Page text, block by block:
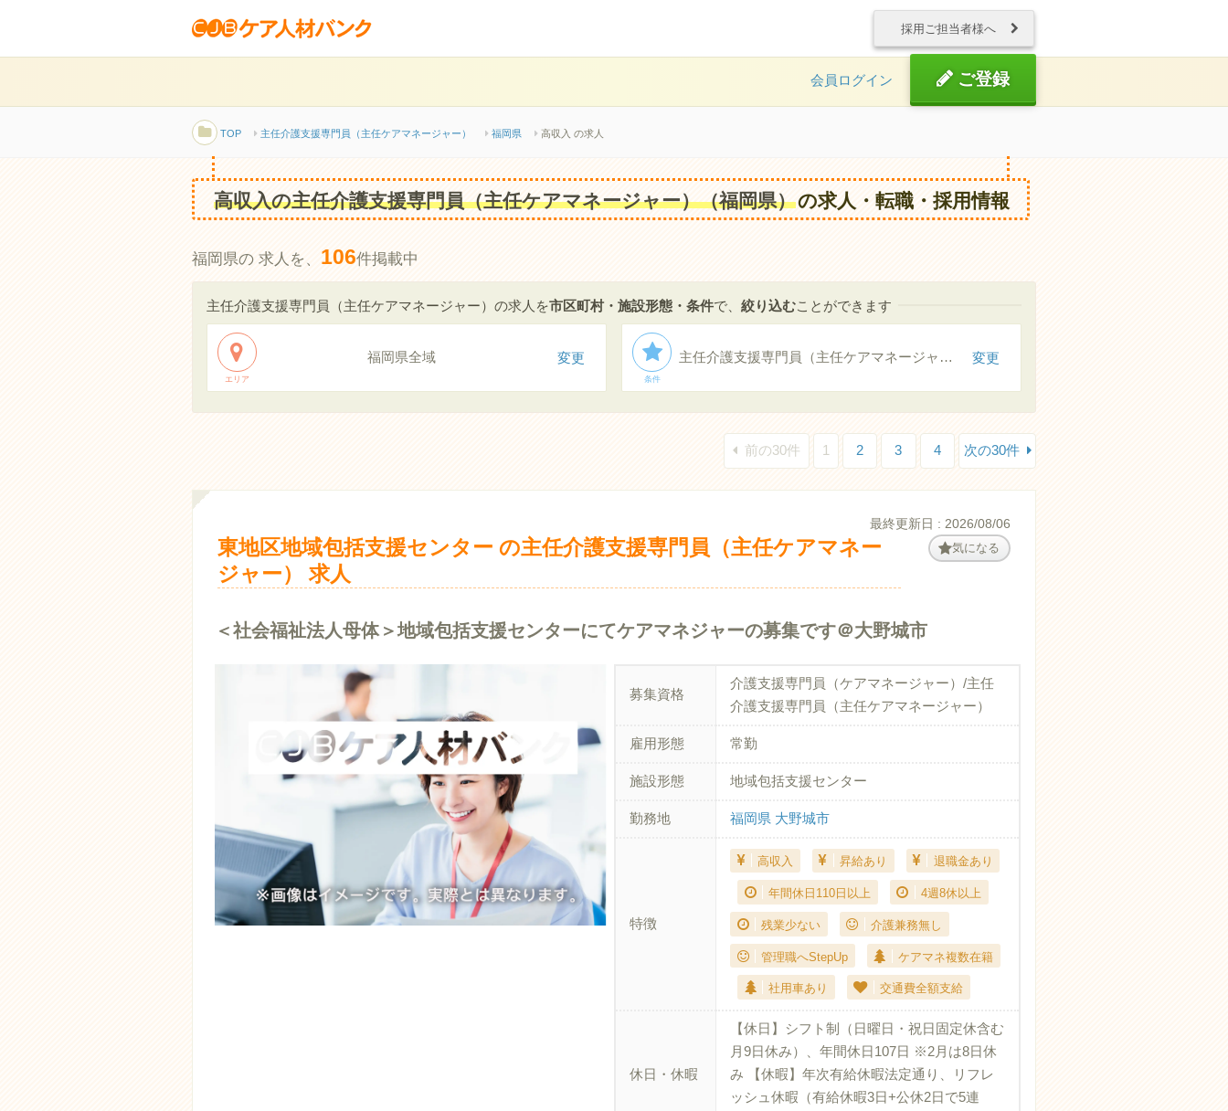
採用ご担当者様へ
会員ログイン ご登録
TOP 主任介護支援専門員（主任ケアマネージャー） 福岡県 高収入 の求人
高収入の主任介護支援専門員（主任ケアマネージャー）（福岡県）の求人・転職・採用情報
福岡県の 求人を、 106件掲載中
主任介護支援専門員（主任ケアマネージャー）の求人を市区町村・施設形態・条件で、 絞り込むことができます
エリア
福岡県全域 変更
条件
主任介護支援専門員（主任ケアマネージャー） 高収入 変更
前の30件 1 2 3 4 次の30件
最終更新日 : 2026/08/06
東地区地域包括支援センター の主任介護支援専門員（主任ケアマネー
ジャー） 求人
気になる
＜社会福祉法人母体＞地域包括支援センターにてケアマネジャーの募集です＠大野城市
募集資格
介護支援専門員（ケアマネージャー）/主任
介護支援専門員（主任ケアマネージャー）
雇用形態 常勤
施設形態 地域包括支援センター
勤務地 福岡県 大野城市
特徴
高収入 昇給あり 退職金あり
年間休日110日以上 4週8休以上
残業少ない 介護兼務無し
管理職へStepUp ケアマネ複数在籍
社用車あり 交通費全額支給
休日・休暇
【休日】シフト制（日曜日・祝日固定休含む
月9日休み）、年間休日107日 ※2月は8日休
み 【休暇】年次有給休暇法定通り、リフレ
ッシュ休暇（有給休暇3日+公休2日で5連